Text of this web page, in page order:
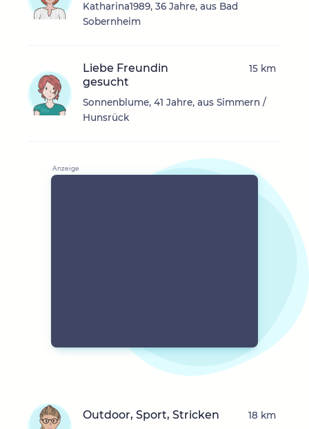
Katharina1989, 36 Jahre, aus Bad
Sobernheim
Liebe Freundin
gesucht
Sonnenblume, 41 Jahre, aus Simmern /
Hunsrück
15 km
Outdoor, Sport, Stricken 18 km